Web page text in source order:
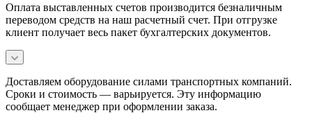
Оплата выставленных счетов производится безналичным
переводом средств на наш расчетный счет. При отгрузке
клиент получает весь пакет бухгалтерских документов.
Доставляем оборудование силами транспортных компаний.
Сроки и стоимость — варьируется. Эту информацию
сообщает менеджер при оформлении заказа.